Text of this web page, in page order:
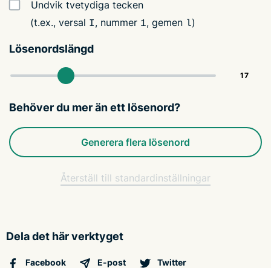
Undvik tvetydiga tecken
(t.ex., versal I, nummer 1, gemen l)
Lösenordslängd
Behöver du mer än ett lösenord?
Generera flera lösenord
Återställ till standardinställningar
Dela det här verktyget
Facebook E-post Twitter